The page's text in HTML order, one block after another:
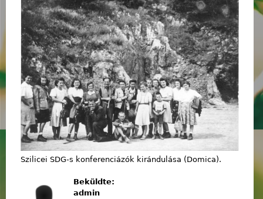
Szilicei SDG-s konferenciázók kirándulása (Domica).
Beküldte:
admin